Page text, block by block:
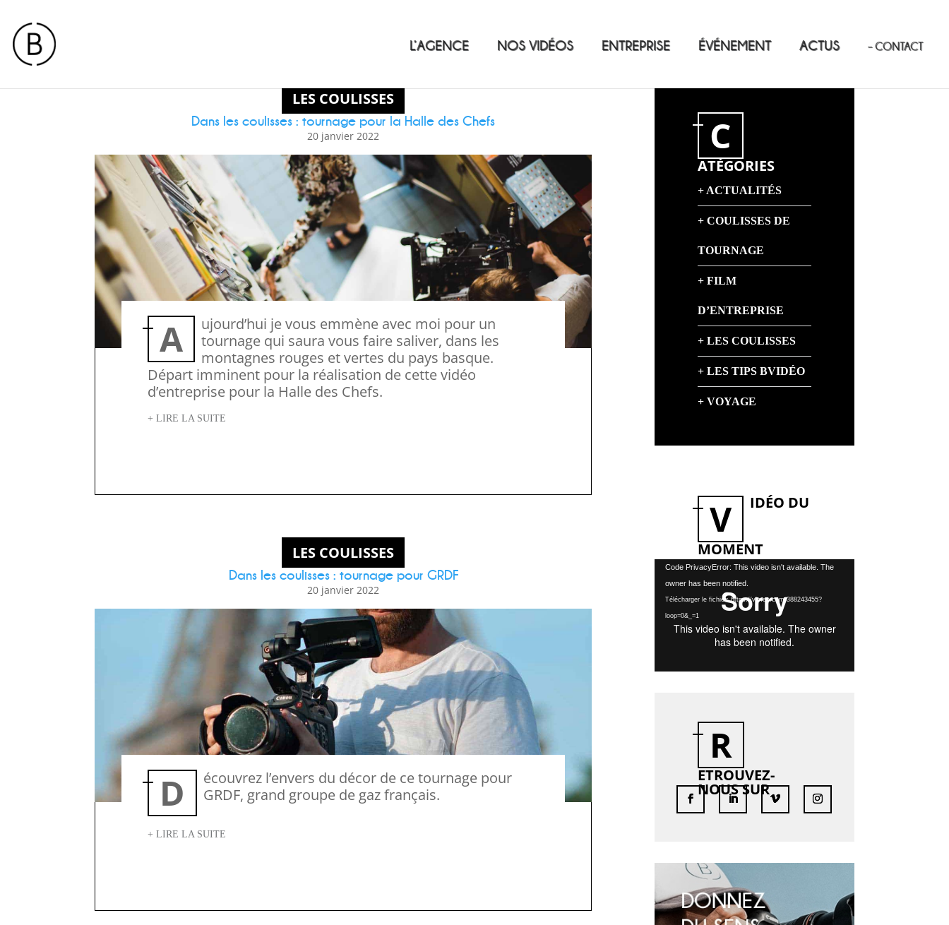
L’AGENCE NOS VIDÉOS ENTREPRISE ÉVÉNEMENT ACTUS – CONTACT
LES COULISSES
Dans les coulisses : tournage pour la Halle des Chefs
20 janvier 2022
Aujourd’hui je vous emmène avec moi pour un
tournage qui saura vous faire saliver, dans les
montagnes rouges et vertes du pays basque.
Départ imminent pour la réalisation de cette vidéo
d’entreprise pour la Halle des Chefs.
+ LIRE LA SUITE
LES COULISSES
Dans les coulisses : tournage pour GRDF
20 janvier 2022
Découvrez l’envers du décor de ce tournage pour GRDF, grand groupe de gaz français.
+ LIRE LA SUITE
C
ATÉGORIES
ACTUALITÉS
COULISSES DE
TOURNAGE
FILM
D’ENTREPRISE
LES COULISSES
LES TIPS BVIDÉO
VOYAGE
V IDÉO DU
MOMENT
Lecteur
vidéo
Code PrivacyError: This video isn't available. The
owner has been notified.
Télécharger le fichier: https://vimeo.com/388243455?
loop=0&_=1
R
ETROUVEZ-
NOUS SUR